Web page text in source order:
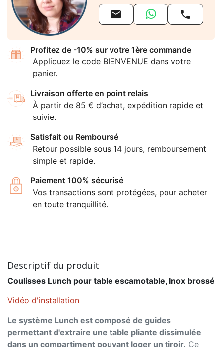
 
Profitez de -10% sur votre 1ère commande
Appliquez le code BIENVENUE dans votre
panier.
Livraison offerte en point relais
À partir de 85 € d’achat, expédition rapide et
suivie.
Satisfait ou Remboursé
Retour possible sous 14 jours, remboursement
simple et rapide.
Paiement 100% sécurisé
Vos transactions sont protégées, pour acheter
en toute tranquillité.
Descriptif du produit
Coulisses Lunch pour table escamotable, Inox brossé
Vidéo d'installation
Le système Lunch est composé de guides
permettant d'extraire une table pliante dissimulée
dans un compartiment pouvant loger un tiroir. Ce